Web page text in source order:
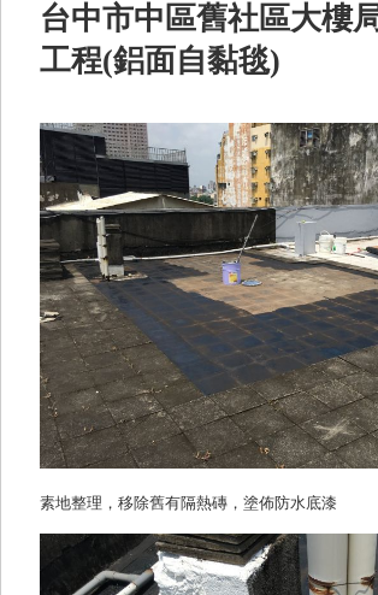
台中市中區舊社區大樓
工程(鋁面自黏毯)
素地整理，移除舊有隔熱磚，塗佈防水底漆